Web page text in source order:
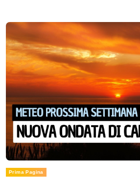
Prima Pagina